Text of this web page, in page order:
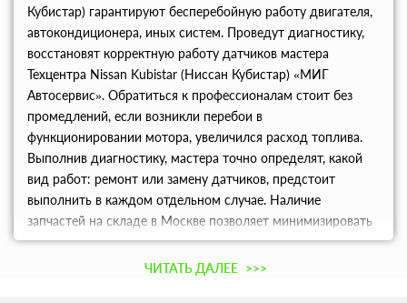
Кубистар) гарантируют бесперебойную работу двигателя,
автокондиционера, иных систем. Проведут диагностику,
восстановят корректную работу датчиков мастера
Техцентра Nissan Kubistar (Ниссан Кубистар) «МИГ
Автосервис». Обратиться к профессионалам стоит без
промедлений, если возникли перебои в
функционировании мотора, увеличился расход топлива.
Выполнив диагностику, мастера точно определят, какой
вид работ: ремонт или замену датчиков, предстоит
выполнить в каждом отдельном случае. Наличие
запчастей на складе в Москве позволяет минимизировать
срок нахождения авто в сервисе. Записывайтесь к
специалисту по телефону.ЧИТАТЬ ДАЛЕЕ >>>